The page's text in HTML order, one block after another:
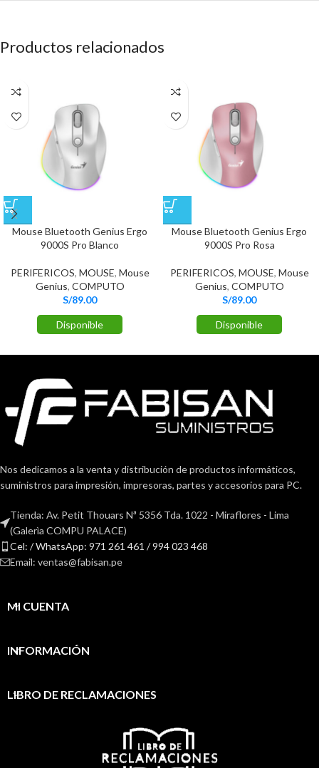
Productos relacionados
Mouse Bluetooth Genius Ergo
9000S Pro Blanco
PERIFERICOS, MOUSE, Mouse
Genius, COMPUTO
S/89.00
Disponible
Mouse Bluetooth Genius Ergo
9000S Pro Rosa
PERIFERICOS, MOUSE, Mouse
Genius, COMPUTO
S/89.00
Disponible
Nos dedicamos a la venta y distribución de productos informáticos,
suministros para impresión, impresoras, partes y accesorios para PC.
Tienda: Av. Petit Thouars Nª 5356 Tda. 1022 - Miraflores - Lima
(Galerìa COMPU PALACE)
Cel: / WhatsApp: 971 261 461 / 994 023 468
Email: ventas@fabisan.pe
MI CUENTA
INFORMACIÓN
LIBRO DE RECLAMACIONES